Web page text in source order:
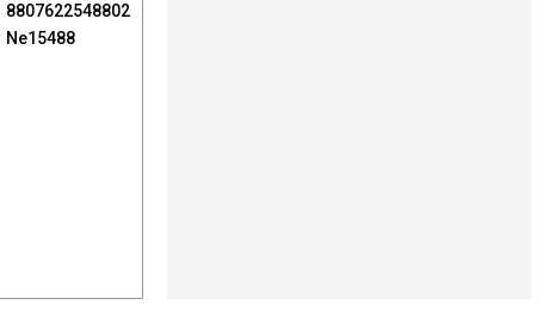
8807622548802
Ne15488